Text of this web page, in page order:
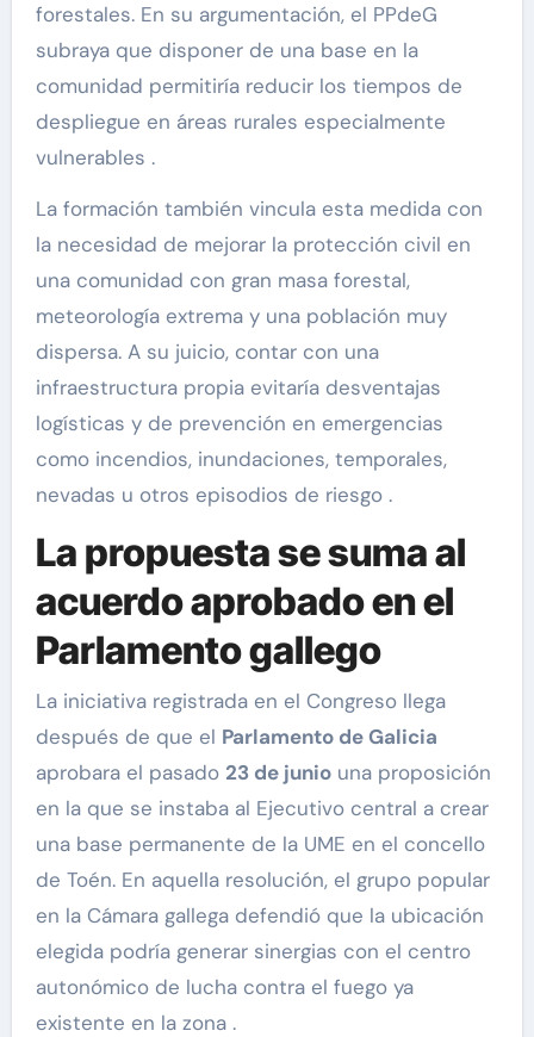
forestales. En su argumentación, el PPdeG
subraya que disponer de una base en la
comunidad permitiría reducir los tiempos de
despliegue en áreas rurales especialmente
vulnerables .
La formación también vincula esta medida con
la necesidad de mejorar la protección civil en
una comunidad con gran masa forestal,
meteorología extrema y una población muy
dispersa. A su juicio, contar con una
infraestructura propia evitaría desventajas
logísticas y de prevención en emergencias
como incendios, inundaciones, temporales,
nevadas u otros episodios de riesgo .
La propuesta se suma al
acuerdo aprobado en el
Parlamento gallego
La iniciativa registrada en el Congreso llega
después de que el Parlamento de Galicia
aprobara el pasado 23 de juniouna proposición
en la que se instaba al Ejecutivo central a crear
una base permanente de la UME en el concello
de Toén. En aquella resolución, el grupo popular
en la Cámara gallega defendió que la ubicación
elegida podría generar sinergias con el centro
autonómico de lucha contra el fuego ya
existente en la zona .